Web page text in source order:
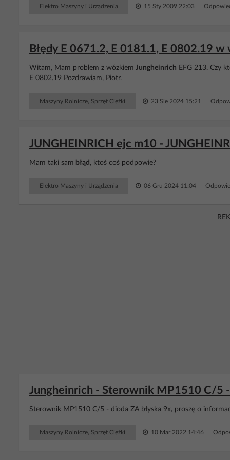
Elektro Maszyny i Urządzenia 15 Sty 2009 22:03
Błędy E 0671.2, E 0181.1, E 0802.19
Witam, Mam problem z wózkiem Jungheinrich EFG 213. Czy
E 0802.19 Pozdrawiam, Piotr.
Maszyny Rolnicze, Sprzęt Ciężki 23 Sie 2024 15:21
JUNGHEINRICH ejc m10 -
Mam taki sam błąd , ktoś coś podpowie?
Elektro Maszyny i Urządzenia 06 Gru 2024 11:04
Jungheinrich - Sterownik MP1510 C/5
Sterownik MP1510 C/5 - dioda ZA błyska 9x, proszę o
Maszyny Rolnicze, Sprzęt Ciężki 10 Mar 2022 14:46